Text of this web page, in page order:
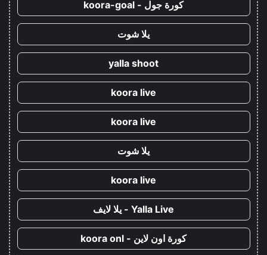
كورة جول - koora-goal
يلا شوت
yalla shoot
koora live
koora live
يلا شوت
koora live
Yalla Live - يلا لايف
كورة اون لاين - koora onl